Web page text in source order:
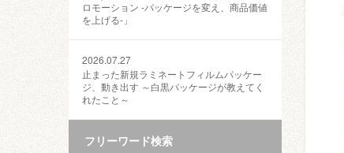
ロモーション ‐パッケージを変え、商品価値
を上げる‐」
2026.07.27
止まった新規ラミネートフィルムパッケー
ジ、動き出す ～白黒パッケージが教えてく
れたこと～
フリーワード検索